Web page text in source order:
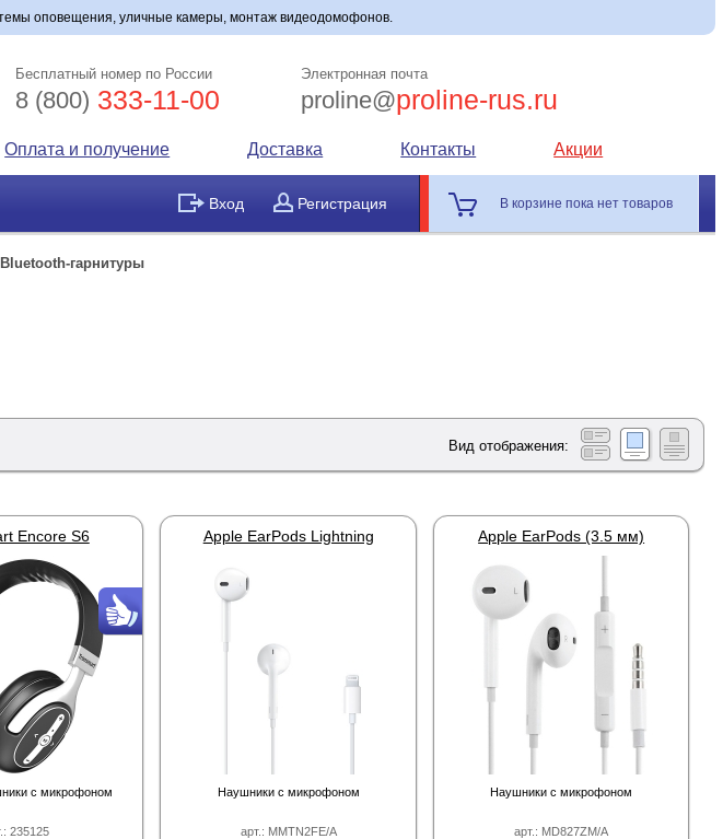
оповещения, уличные камеры, монтаж видеодомофонов.
Бесплатный номер по России
8 (800) 333-11-00
Электронная почта
proline@proline-rus.ru
Оплата и получение Доставка Контакты Акции
Вход Регистрация В корзине пока нет товаров
гарнитуры
Вид отображения:
235125
Encore S6
с микрофоном
арт.: MMTN2FE/A
Apple EarPods Lightning
Наушники с микрофоном
арт.: MD827ZM/A
Apple EarPods (3.5 мм)
Наушники с микрофоном